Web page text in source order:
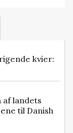
kvier:
af landets
til Danish